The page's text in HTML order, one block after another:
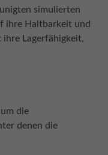
simulierten
ihre Haltbarkeit und
ihre Lagerfähigkeit,
die
denen die